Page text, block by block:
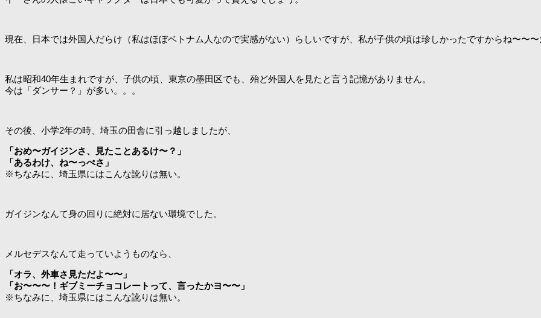
現在、日本では外国人だらけ（私はほぼベトナム人なので実感がない）らしいですが、私が子供の頃は珍しかったですからね〜〜〜
私は昭和40年生まれですが、子供の頃、東京の墨田区でも、殆ど外国人を見たと言う記憶がありません。
今は「ダンサー？」が多い。。。
その後、小学2年の時、埼玉の田舎に引っ越しましたが、
「おめ〜ガイジンさ、見たことあるけ〜？」
「あるわけ、ね〜っぺさ」
※ちなみに、埼玉県にはこんな訛りは無い。
ガイジンなんて身の回りに絶対に居ない環境でした。
メルセデスなんて走っていようものなら、
「オラ、外車さ見ただよ〜〜」
「お〜〜〜！ギブミーチョコレートって、言ったかヨ〜〜」
※ちなみに、埼玉県にはこんな訛りは無い。